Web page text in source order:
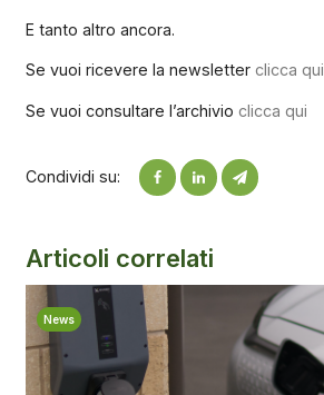
E tanto altro ancora.
Se vuoi ricevere la newsletter clicca qui
Se vuoi consultare l’archivio clicca qui
Condividi su:
Articoli correlati
News